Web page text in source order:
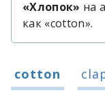
Быстрый
«Хлопок» на
как «cotton».
Варианты
cotton